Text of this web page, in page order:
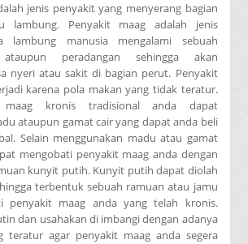
jenis penyakit yang menyerang bagian
lambung. Penyakit maag adalah jenis
lambung manusia mengalami sebuah
ataupun peradangan sehingga akan
nyeri atau sakit di bagian perut. Penyakit
karena pola makan yang tidak teratur.
kronis tradisional anda dapat
ataupun gamat cair yang dapat anda beli
Selain menggunakan madu atau gamat
mengobati penyakit maag anda dengan
kunyit putih. Kunyit putih dapat diolah
terbentuk sebuah ramuan atau jamu
penyakit maag anda yang telah kronis.
dan usahakan di imbangi dengan adanya
teratur agar penyakit maag anda segera